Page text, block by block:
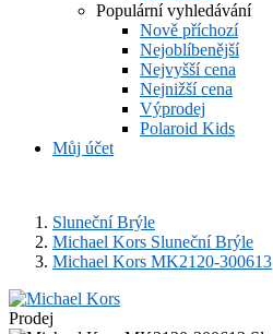
Populární vyhledávání
Nově příchozí
Nejoblíbenější
Nejvyšší cena
Nejnižší cena
Výprodej
Polaroid Kids
Můj účet
Sluneční Brýle
Michael Kors Sluneční Brýle
Michael Kors MK2120-300613
Prodej